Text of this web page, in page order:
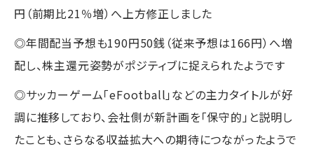
円（前期比21％増）へ上方修正しました
◎年間配当予想も190円50銭（従来予想は166円）へ増
配し、株主還元姿勢がポジティブに捉えられたようです
◎サッカーゲーム「eFootball」などの主力タイトルが好
調に推移しており、会社側が新計画を「保守的」と説明し
たことも、さらなる収益拡大への期待につながったようで